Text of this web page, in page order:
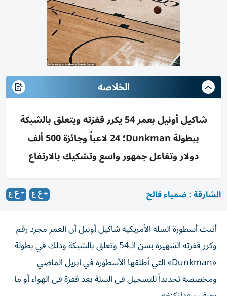
الخلاصه
شاكيل أونيل بعمر 54 يكرر قفزته ويتعلق بالشبكة
ببطولة Dunkman؛ 24 لاعباً وجائزة 500 ألف
دولار وتفاعل جمهور واسع وتشكيك بالارتفاع
الشارقة : ضمياء فالح
أثبت أسطورة السلة الأمريكية شاكيل أونيل أن العمر مجرد رقم
وكرر قفزته الشهيرة بسن الـ54 وتعلق بالشبكة وذلك في بطولة
«Dunkman» التي أطلقها الأسطورة في ابريل الماضي
ومخصصة تحديداً للتسجيل في السلة بعد قفزة في الهواء أو ما